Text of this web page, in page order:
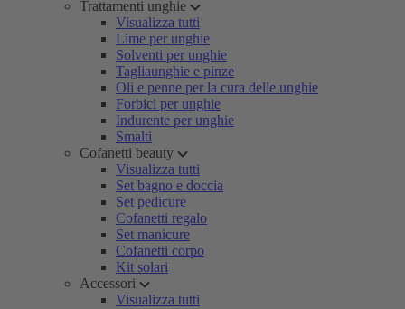
Trattamenti unghie
Visualizza tutti
Lime per unghie
Solventi per unghie
Tagliaunghie e pinze
Oli e penne per la cura delle unghie
Forbici per unghie
Indurente per unghie
Smalti
Cofanetti beauty
Visualizza tutti
Set bagno e doccia
Set pedicure
Cofanetti regalo
Set manicure
Cofanetti corpo
Kit solari
Accessori
Visualizza tutti